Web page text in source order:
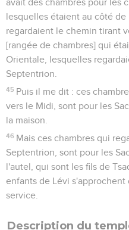
avait des chambres pour les
lesquelles étaient au côté
regardaient le chemin tirant
[rangée de chambres] qui
Orientale, lesquelles
Septentrion.
45 Puis il me dit : ces
vers le Midi, sont pour les
la maison.
46 Mais ces chambres qui
Septentrion, sont pour les
l'autel, qui sont les fils de
enfants de Lévi
service.
Description du